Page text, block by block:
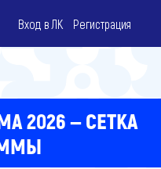
Вход в ЛК Регистрация
2026 — СЕТКА